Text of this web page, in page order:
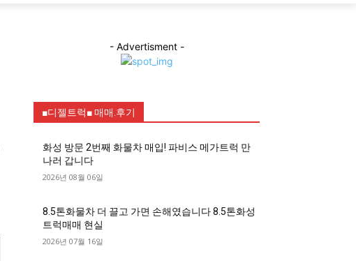
- Advertisment -
■디젤트럭■ 매매.후기
화성 방문 2번째 화물차 매입! 파비스 메가트럭 만
나러 갑니다
2026년 08월 06일
8.5톤화물차 더 끌고 가면 손해였습니다 8.5톤화성
트럭매매 현실
2026년 07월 16일